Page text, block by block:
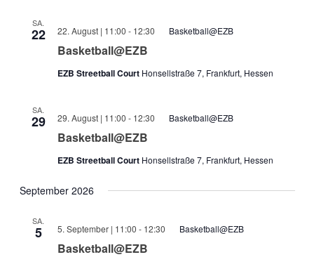
SA.
22
Basketball@EZB
22. August | 11:00 - 12:30 Basketball@EZB
EZB Streetball Court Honsellstraße 7, Frankfurt, Hessen
SA.
29
Basketball@EZB
29. August | 11:00 - 12:30 Basketball@EZB
EZB Streetball Court Honsellstraße 7, Frankfurt, Hessen
September 2026
SA.
5
Basketball@EZB
5. September | 11:00 - 12:30 Basketball@EZB